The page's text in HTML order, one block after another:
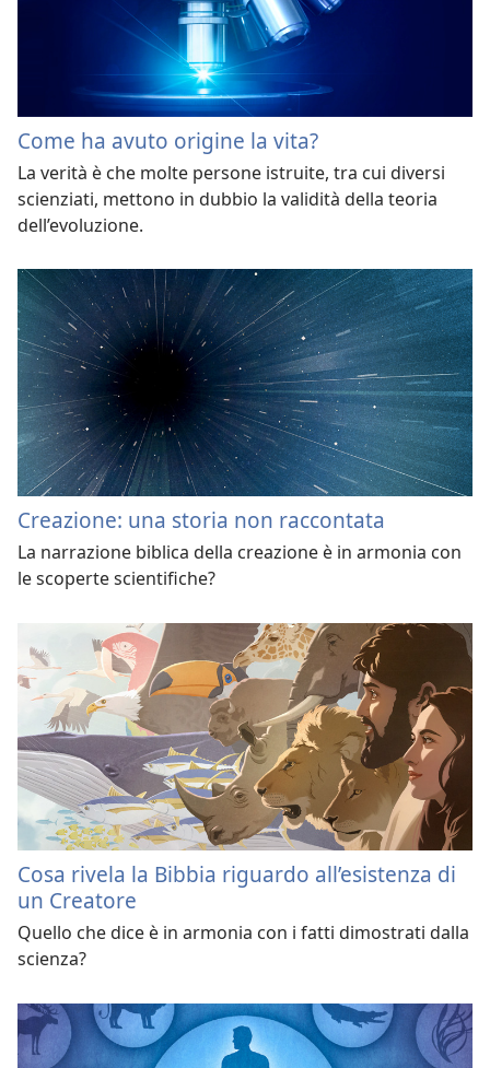
Come ha avuto origine la vita?
La verità è che molte persone istruite, tra cui diversi
scienziati, mettono in dubbio la validità della teoria
dell’evoluzione.
Creazione: una storia non raccontata
La narrazione biblica della creazione è in armonia con
le scoperte scientifiche?
Cosa rivela la Bibbia riguardo all’esistenza di
un Creatore
Quello che dice è in armonia con i fatti dimostrati dalla
scienza?